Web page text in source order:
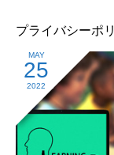
プライバシーポ
MAY
25
2022